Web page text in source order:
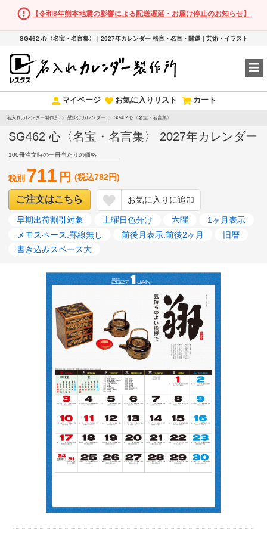
【令和8年熊本地震の影響による配送遅延・お届け停止のお知らせ】
SG462 心〈名宝・名言集〉｜2027年カレンダー 格言・名言・開運｜芸術・イラスト
マイページ お気に入りリスト カート
名入れカレンダー製作所 壁掛けカレンダー SG462 心〈名宝・名言集〉
SG462 心〈名宝・名言集〉 2027年カレンダー
100冊注文時の一冊当たりの価格
税別 711 円 (税込782円)
ご注文はこちら お気に入りに追加
早期出荷割引対象 土曜日色分け 六曜
1ヶ月表示
メモスペース:罫線無し
前後月表示:前後2ヶ月
旧暦
書き込みスペース大